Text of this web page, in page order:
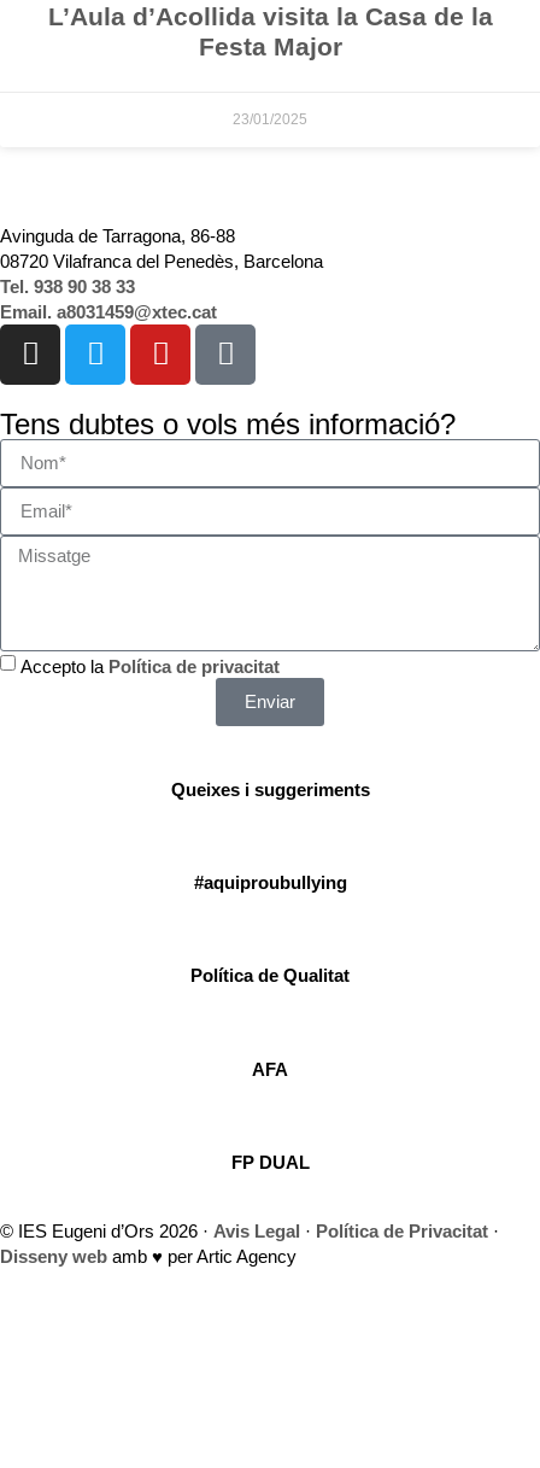
L’Aula d’Acollida visita la Casa de la
Festa Major
23/01/2025
Avinguda de Tarragona, 86-88
08720 Vilafranca del Penedès, Barcelona
Tel. 938 90 38 33
Email. a8031459@xtec.cat
Tens dubtes o vols més informació?
Accepto la Política de privacitat
Enviar
Queixes i suggeriments
#aquiproubullying
Política de Qualitat
AFA
FP DUAL
© IES Eugeni d’Ors 2026 · Avis Legal · Política de Privacitat ·
Disseny web amb ♥️ per Artic Agency